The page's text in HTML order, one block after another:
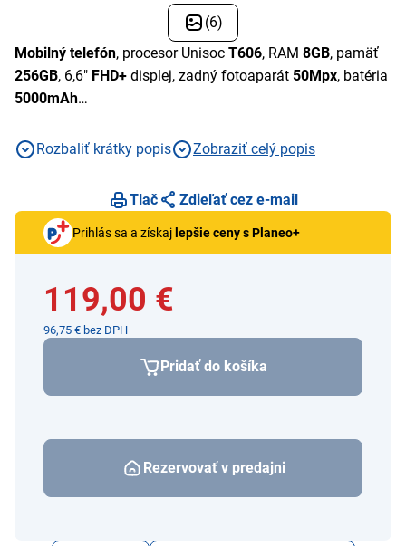
(6)
Mobilný telefón, procesor Unisoc T606, RAM 8GB, pamäť
256GB, 6,6" FHD+ displej, zadný fotoaparát 50Mpx, batéria
5000mAh
Rozbaliť krátky popis Zobraziť celý popis
Tlač Zdieľať cez e-mail
Prihlás sa a získaj lepšie ceny s Planeo+
119,00 €
96,75 € bez DPH
Pridať do košíka
Rezervovať v predajni